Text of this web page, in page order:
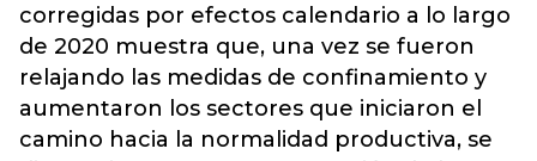
corregidas por efectos calendario a lo largo
de 2020 muestra que, una vez se fueron
relajando las medidas de confinamiento y
aumentaron los sectores que iniciaron el
camino hacia la normalidad productiva, se